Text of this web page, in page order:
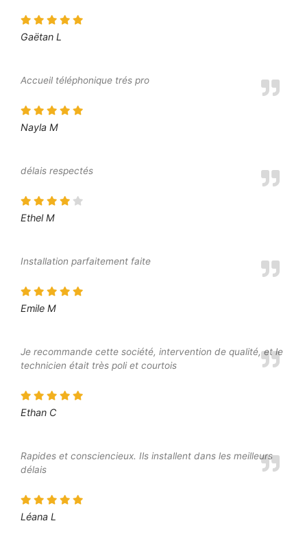
Gaëtan L
Accueil téléphonique trés pro
Nayla M
délais respectés
Ethel M
Installation parfaitement faite
Emile M
Je recommande cette société, intervention de qualité, et le
technicien était très poli et courtois
Ethan C
Rapides et consciencieux. Ils installent dans les meilleurs
délais
Léana L